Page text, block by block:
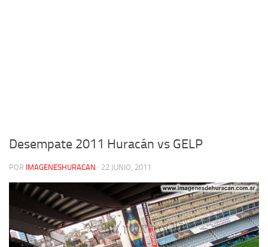
Desempate 2011 Huracán vs GELP
POR IMAGENESHURACAN · 22 JUNIO, 2011